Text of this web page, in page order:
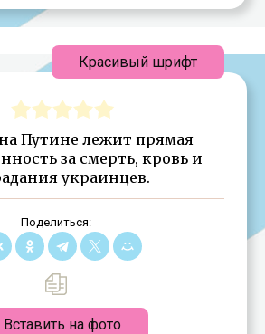
Путине лежит прямая
за смерть, кровь и
украинцев.
Поделиться:
Вставить на фото
Красивый шрифт